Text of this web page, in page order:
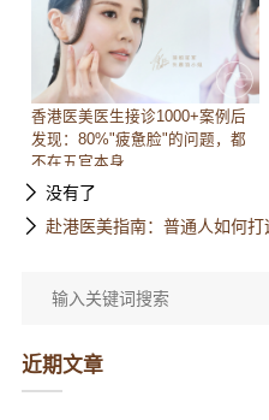
香港医美医生接诊1000+案例后
发现：80%"疲惫脸"的问题，都
不在五官本身
没有了
赴港医美指南：普通人如何打
近期文章